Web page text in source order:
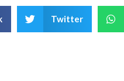
Twitter